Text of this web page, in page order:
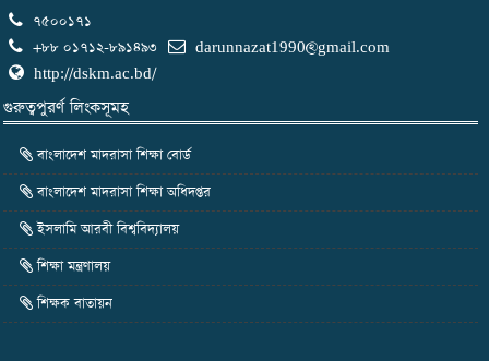
৭৫০০১৭১
+৮৮ ০১৭১২-৮৯১৪৯৩
darunnazat1990@gmail.com
http://dskm.ac.bd/
গুরুত্বপুরর্ণ লিংকসূমহ
বাংলাদেশ মাদরাসা শিক্ষা বোর্ড
বাংলাদেশ মাদরাসা শিক্ষা অধিদপ্তর
ইসলামি আরবী বিশ্ববিদ্যালয়
শিক্ষা মন্ত্রণালয়
শিক্ষক বাতায়ন